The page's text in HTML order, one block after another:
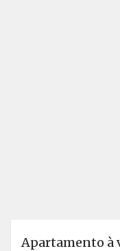
Apartamento à